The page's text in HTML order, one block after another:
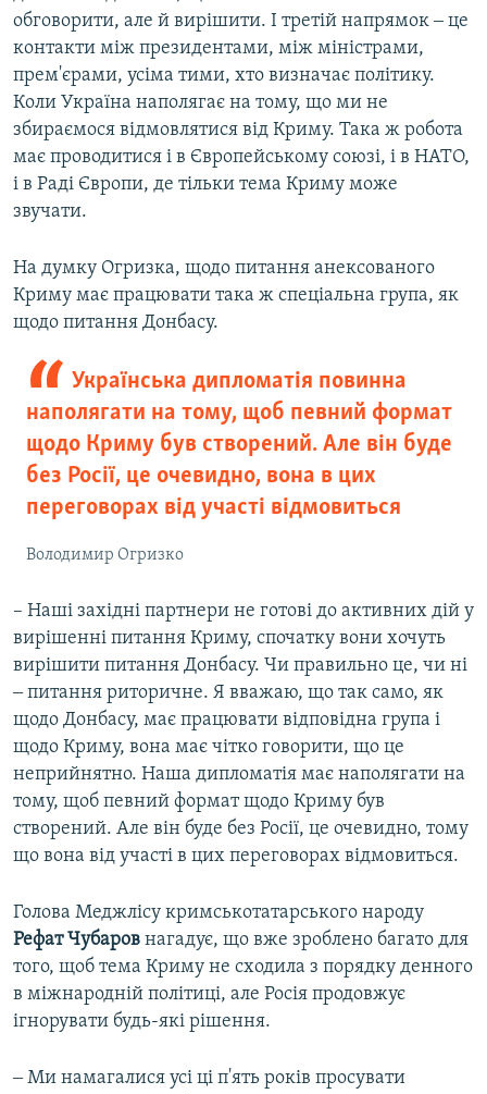
обговорити, але й вирішити. І третій напрямок ‒ це
контакти між президентами, між міністрами,
прем'єрами, усіма тими, хто визначає політику.
Коли Україна наполягає на тому, що ми не
збираємося відмовлятися від Криму. Така ж робота
має проводитися і в Європейському союзі, і в НАТО,
і в Раді Європи, де тільки тема Криму може
звучати.
На думку Огризка, щодо питання анексованого
Криму має працювати така ж спеціальна група, як
щодо питання Донбасу.
Українська дипломатія повинна
наполягати на тому, щоб певний формат
щодо Криму був створений. Але він буде
без Росії, це очевидно, вона в цих
переговорах від участі відмовиться
Володимир Огризко
– Наші західні партнери не готові до активних дій у
вирішенні питання Криму, спочатку вони хочуть
вирішити питання Донбасу. Чи правильно це, чи ні
‒ питання риторичне. Я вважаю, що так само, як
щодо Донбасу, має працювати відповідна група і
щодо Криму, вона має чітко говорити, що це
неприйнятно. Наша дипломатія має наполягати на
тому, щоб певний формат щодо Криму був
створений. Але він буде без Росії, це очевидно, тому
що вона від участі в цих переговорах відмовиться.
Голова Меджлісу кримськотатарського народу
Рефат Чубаров нагадує, що вже зроблено багато для
того, щоб тема Криму не сходила з порядку денного
в міжнародній політиці, але Росія продовжує
ігнорувати будь-які рішення.
‒ Ми намагалися усі ці п'ять років просувати